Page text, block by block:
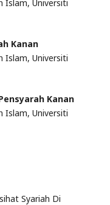
Islam, Universiti
Kanan
Islam, Universiti
Kanan
Islam, Universiti
Syariah Di